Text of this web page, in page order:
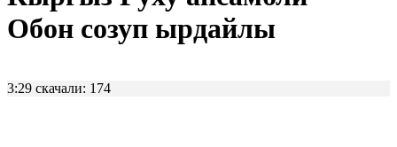
Обон созуп ырдайлы
3:29 скачали: 174